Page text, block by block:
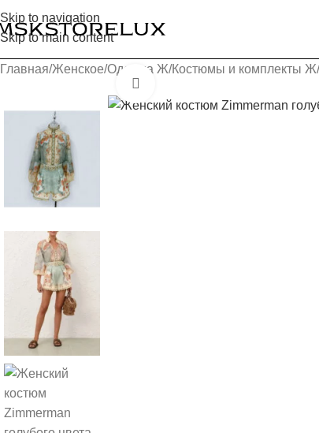
Skip to navigation
Skip to main content
Главная Женское Одежда Ж Костюмы и комплекты Ж